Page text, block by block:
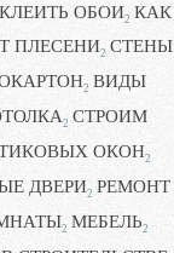
ОБОИ2 КАК
ПЛЕСЕНИ2 СТЕНЫ
2 ВИДЫ
2 СТРОИМ
ОКОН2
ДВЕРИ2 РЕМОНТ
2 МЕБЕЛЬ2